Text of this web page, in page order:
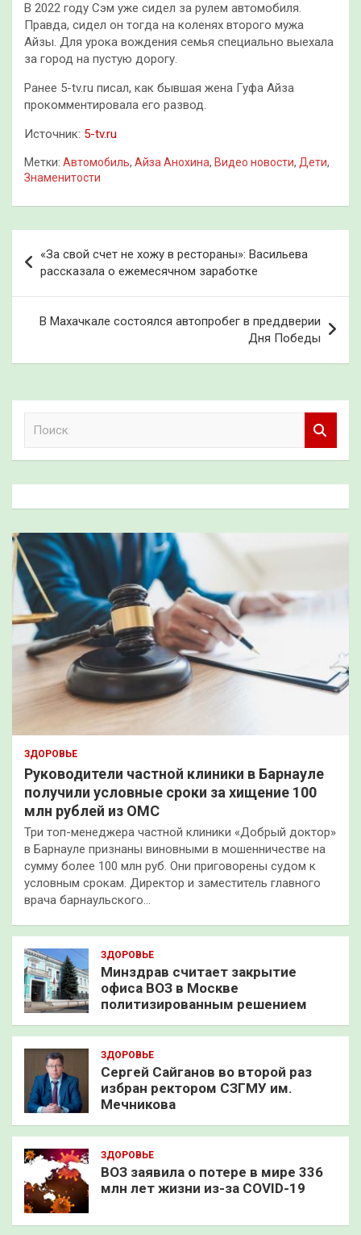
В 2022 году Сэм уже сидел за рулем автомобиля.
Правда, сидел он тогда на коленях второго мужа
Айзы. Для урока вождения семья специально выехала
за город на пустую дорогу.
Ранее 5-tv.ru писал, как бывшая жена Гуфа Айза
прокомментировала его развод.
Источник: 5-tv.ru
Метки: Автомобиль, Айза Анохина, Видео новости, Дети,
Знаменитости
по
записям
«За свой счет не хожу в рестораны»: Васильева
рассказала о ежемесячном заработке
В Махачкале состоялся автопробег в преддверии
Дня Победы
к
ЗДОРОВЬЕ
Руководители частной клиники в Барнауле
получили условные сроки за хищение 100
млн рублей из ОМС
Три топ-менеджера частной клиники «Добрый доктор»
в Барнауле признаны виновными в мошенничестве на
сумму более 100 млн руб. Они приговорены судом к
условным срокам. Директор и заместитель главного
врача барнаульского…
ЗДОРОВЬЕ
Минздрав считает закрытие
офиса ВОЗ в Москве
политизированным решением
ЗДОРОВЬЕ
Сергей Сайганов во второй раз
избран ректором СЗГМУ им.
Мечникова
ЗДОРОВЬЕ
ВОЗ заявила о потере в мире 336
млн лет жизни из-за COVID-19